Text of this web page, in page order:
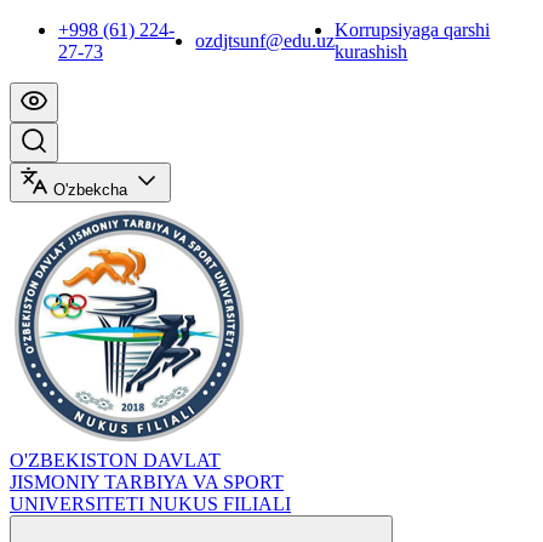
+998 (61) 224-
27-73
ozdjtsunf@edu.uz
Korrupsiyaga qarshi
kurashish
O'zbekcha
O'ZBEKISTON DAVLAT
JISMONIY TARBIYA VA SPORT
UNIVERSITETI NUKUS FILIALI